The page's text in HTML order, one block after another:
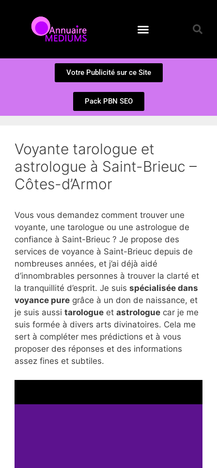
Votre Publicité sur ce Site
Pack PBN SEO
Voyante tarologue et
astrologue à Saint-Brieuc –
Côtes-d’Armor
Vous vous demandez comment trouver une
voyante, une tarologue ou une astrologue de
confiance à Saint-Brieuc ? Je propose des
services de voyance à Saint-Brieuc depuis de
nombreuses années, et j’ai déjà aidé
d’innombrables personnes à trouver la clarté et
la tranquillité d’esprit. Je suis spécialisée dans
voyance pure grâce à un don de naissance, et
je suis aussi tarologue et astrologue car je me
suis formée à divers arts divinatoires. Cela me
sert à compléter mes prédictions et à vous
proposer des réponses et des informations
assez fines et subtiles.